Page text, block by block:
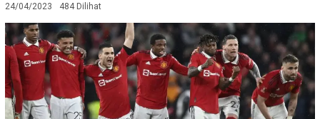
24/04/2023
484 Dilihat